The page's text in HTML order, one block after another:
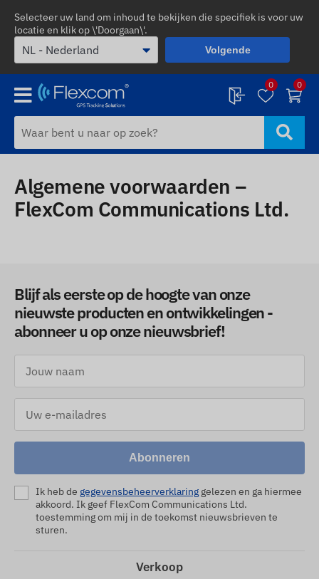
Selecteer uw land om inhoud te bekijken die specifiek is voor uw
locatie en klik op \'Doorgaan\'.
Volgende
0 0
Algemene voorwaarden –
FlexCom Communications Ltd.
Blijf als eerste op de hoogte van onze
nieuwste producten en ontwikkelingen -
abonneer u op onze nieuwsbrief!
Abonneren
Ik heb de gegevensbeheerverklaring gelezen en ga hiermee
akkoord. Ik geef FlexCom Communications Ltd.
toestemming om mij in de toekomst nieuwsbrieven te
sturen.
Verkoop